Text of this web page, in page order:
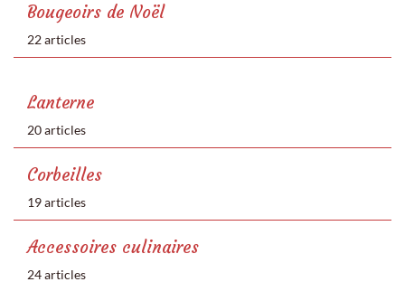
Bougeoirs de Noël
22 articles
Lanterne
20 articles
Corbeilles
19 articles
Accessoires culinaires
24 articles